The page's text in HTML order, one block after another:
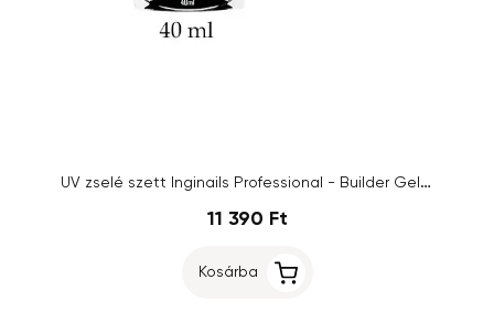
UV zselé szett Inginails Professional - Builder Gel Blue 40ml + UV zselé Base Thin Gel 10ml
11 390 Ft
Kosárba